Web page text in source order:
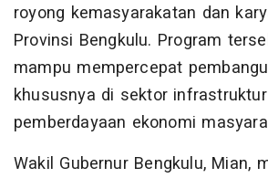
royong kemasyarakatan dan
Provinsi Bengkulu. Program
mampu mempercepat
khususnya di sektor
pemberdayaan ekonomi
Wakil Gubernur Bengkulu, Mian,